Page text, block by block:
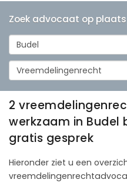
Zoek advocaat op
Budel
Vreemdelingenrecht
2
werkzaam in Budel
gratis gesprek
Hieronder ziet u een